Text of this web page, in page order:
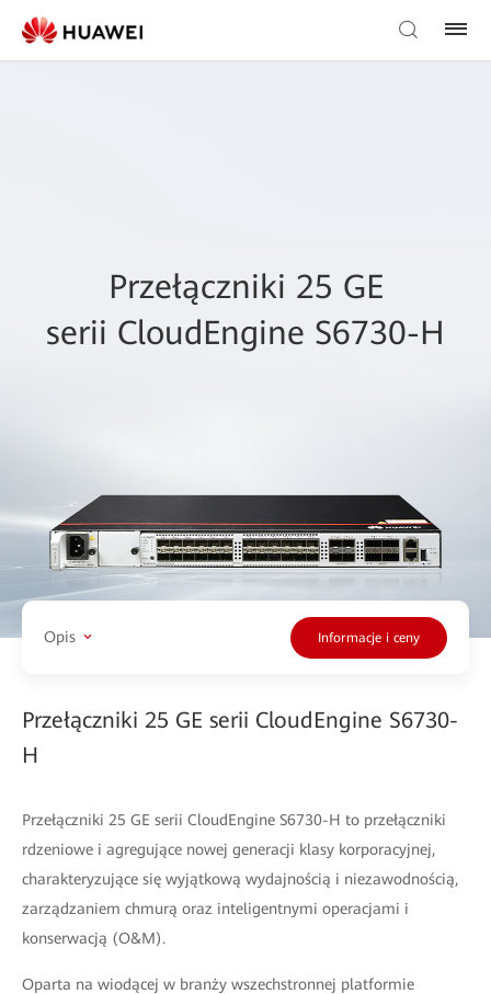
Przełączniki 25 GE
serii CloudEngine S6730-H
Opis Informacje i ceny
Przełączniki 25 GE serii CloudEngine S6730-
H
Przełączniki 25 GE serii CloudEngine S6730-H to przełączniki
rdzeniowe i agregujące nowej generacji klasy korporacyjnej,
charakteryzujące się wyjątkową wydajnością i niezawodnością,
zarządzaniem chmurą oraz inteligentnymi operacjami i
konserwacją (O&M).
Oparta na wiodącej w branży wszechstronnej platformie